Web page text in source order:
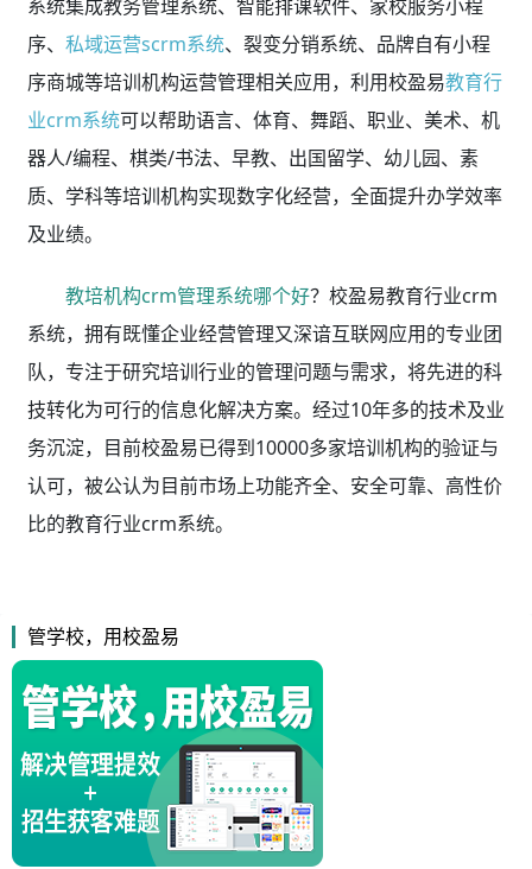
系统集成教务管理系统、智能排课软件、家校服务小程
序、 私域运营scrm系统、裂变分销系统、品牌自有小程
序商城等培训机构运营管理相关应用，利用校盈易教育行
业crm系统可以帮助语言、体育、舞蹈、职业、美术、机
器人/编程、棋类/书法、早教、出国留学、幼儿园、素
质、学科等培训机构实现数字化经营，全面提升办学效率
及业绩。
教培机构crm管理系统哪个好？校盈易教育行业crm
系统，拥有既懂企业经营管理又深谙互联网应用的专业团
队，专注于研究培训行业的管理问题与需求，将先进的科
技转化为可行的信息化解决方案。经过10年多的技术及业
务沉淀，目前校盈易已得到10000多家培训机构的验证与
认可，被公认为目前市场上功能齐全、安全可靠、高性价
比的教育行业crm系统。
管学校，用校盈易